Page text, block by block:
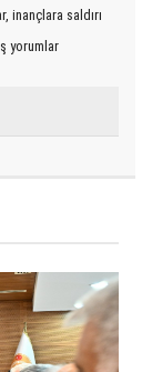
inançlara saldırı
yorumlar